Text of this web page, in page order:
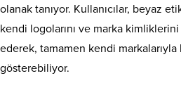
olanak tanıyor. Kullanıcılar, beyaz
kendi logolarını ve marka
ederek, tamamen kendi
gösterebiliyor.